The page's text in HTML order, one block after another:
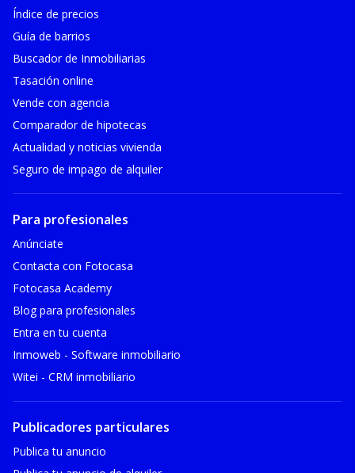
Índice de precios
Guía de barrios
Buscador de Inmobiliarias
Tasación online
Vende con agencia
Comparador de hipotecas
Actualidad y noticias vivienda
Seguro de impago de alquiler
Para profesionales
Anúnciate
Contacta con Fotocasa
Fotocasa Academy
Blog para profesionales
Entra en tu cuenta
Inmoweb - Software inmobiliario
Witei - CRM inmobiliario
Publicadores particulares
Publica tu anuncio